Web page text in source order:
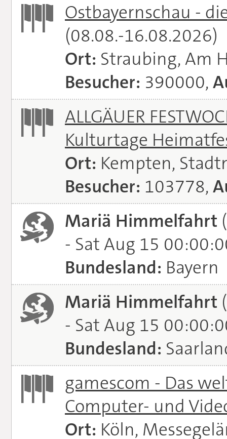
Ostbayernschau -
(08.08.-16.08.2026)
Ort: Straubing, Am
Besucher: 390000,
ALLGÄUER
Kulturtage
Ort: Kempten,
Besucher: 103778,
Mariä Himmelfahrt
- Sat Aug 15
Bundesland: Bayern
Mariä Himmelfahrt
- Sat Aug 15
Bundesland:
gamescom - Das
Computer- und
Ort: Köln,